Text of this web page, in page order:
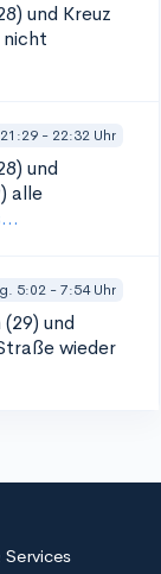
und Kreuz
- 22:32 Uhr
und
alle
5:02 - 7:54 Uhr
und
wieder